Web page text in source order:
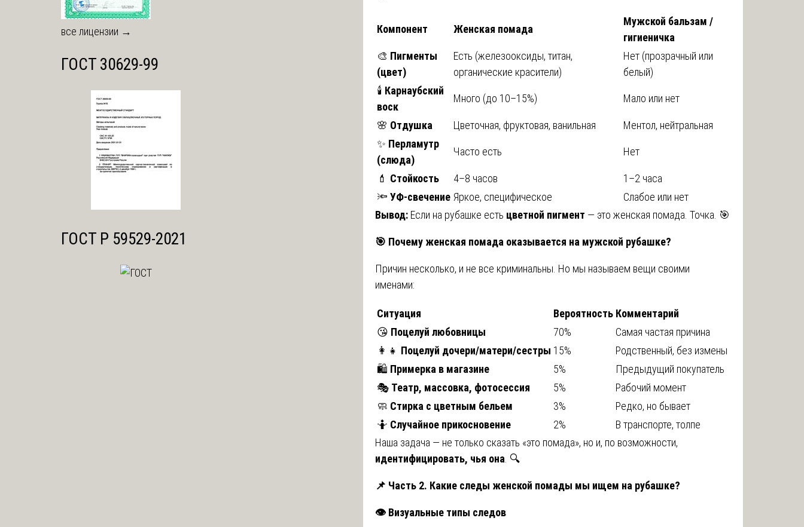
Компонент Женская помада
Мужской бальзам /
гигиеничка
🎨 Пигменты
(цвет)
Есть (железооксиды, титан,
органические красители)
Нет (прозрачный или
белый)
🕯️ Карнаубский
воск
Много (до 10–15%) Мало или нет
🌸 Отдушка Цветочная, фруктовая, ванильная
Ментол, нейтральная
✨ Перламутр
(слюда)
Часто есть Нет
💄 Стойкость 4–8 часов
1–2 часа
🔦УФ-свечение Яркое, специфическое
Слабое или нет
Вывод: Если на рубашке есть цветной пигмент — это женская помада. Точка. 🎯
🎯 Почему женская помада оказывается на мужской рубашке?
Причин несколько, и не все криминальны. Но мы называем вещи своими
именами:
Ситуация Вероятность Комментарий
😘 Поцелуй любовницы 70%
Самая частая причина
👩‍👧 Поцелуй дочери/матери/сестры 15%
Родственный, без измены
🛍️ Примерка в магазине 5%
Предыдущий покупатель
🎭 Театр, массовка, фотосессия 5%
Рабочий момент
🧼 Стирка с цветным бельем 3%
Редко, но бывает
🤷 Случайное прикосновение 2%
В транспорте, толпе
Наша задача — не только сказать «это помада», но и, по возможности,
идентифицировать, чья она . 🔍
📌 Часть 2. Какие следы женской помады мы ищем на рубашке?
👁️ Визуальные типы следов
все лицензии →
ГОСТ 30629-99
ГОСТ Р 59529-2021